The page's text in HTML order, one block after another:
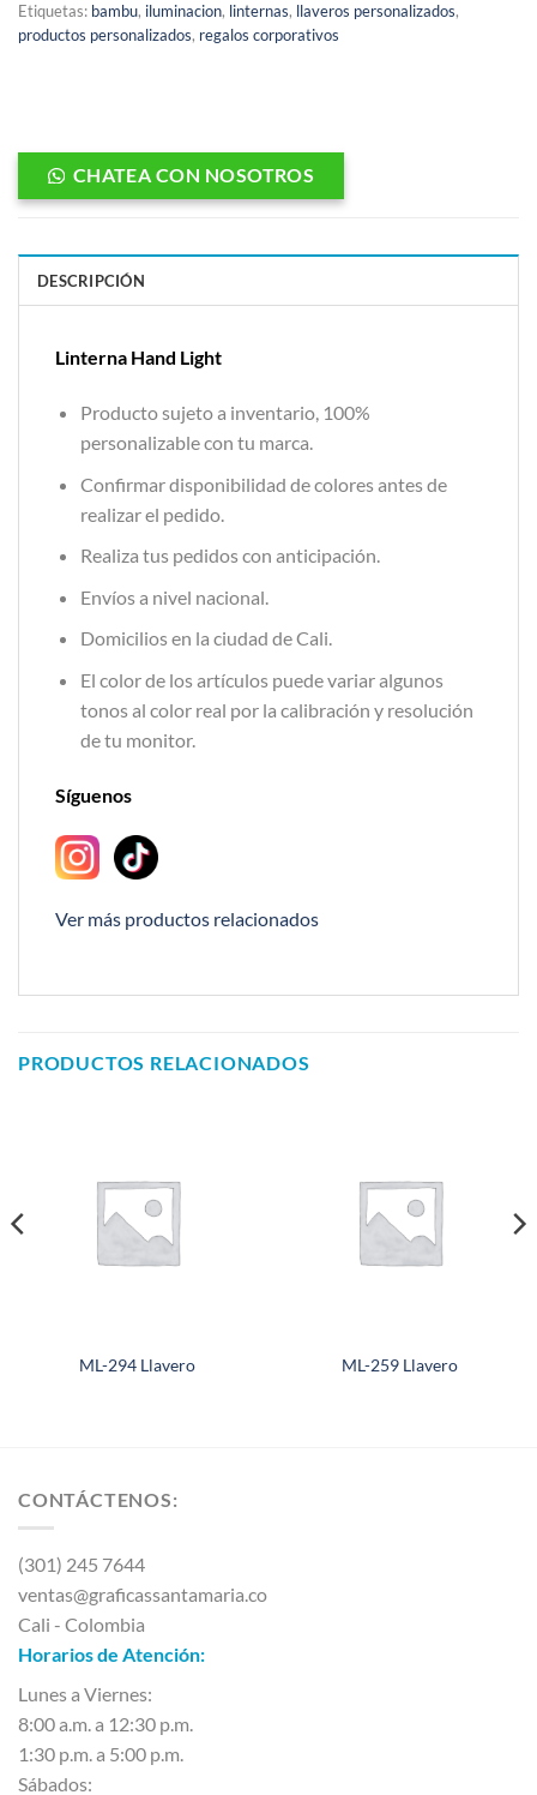
Etiquetas: bambu, iluminacion, linternas, llaveros personalizados,
productos personalizados, regalos corporativos
CHATEA CON NOSOTROS
DESCRIPCIÓN
Linterna Hand Light
Producto sujeto a inventario, 100%
personalizable con tu marca.
Confirmar disponibilidad de colores antes de
realizar el pedido.
Realiza tus pedidos con anticipación.
Envíos a nivel nacional.
Domicilios en la ciudad de Cali.
El color de los artículos puede variar algunos
tonos al color real por la calibración y resolución
de tu monitor.
Síguenos
Ver más productos relacionados
PRODUCTOS RELACIONADOS
ML-294 Llavero ML-259 Llavero
CONTÁCTENOS:
(301) 245 7644
ventas@graficassantamaria.co
Cali - Colombia
Horarios de Atención:
Lunes a Viernes:
8:00 a.m. a 12:30 p.m.
1:30 p.m. a 5:00 p.m.
Sábados: